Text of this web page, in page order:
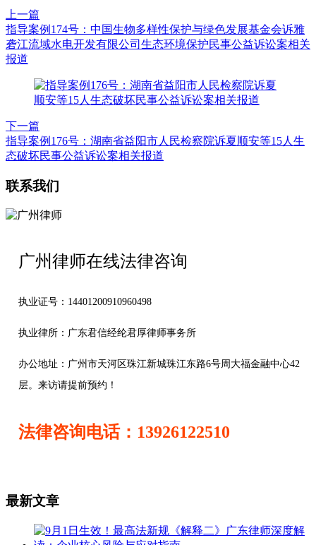
上一篇
指导案例174号：中国生物多样性保护与绿色发展基金会诉雅
砻江流域水电开发有限公司生态环境保护民事公益诉讼案相关
报道
下一篇
指导案例176号：湖南省益阳市人民检察院诉夏顺安等15人生
态破坏民事公益诉讼案相关报道
联系我们
广州律师在线法律咨询
执业证号：14401200910960498
执业律所：广东君信经纶君厚律师事务所
办公地址： 广州市天河区珠江新城珠江东路6号周大福金融中心42
层。来访请提前预约！
法律咨询电话：13926122510
最新文章